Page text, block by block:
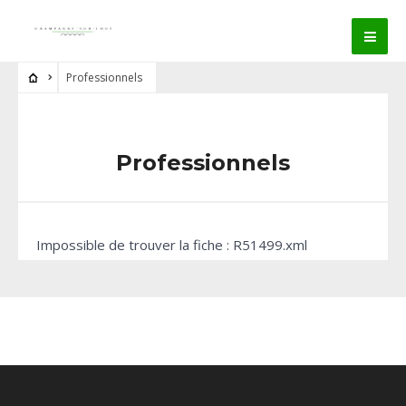
Professionnels
Professionnels
Impossible de trouver la fiche : R51499.xml